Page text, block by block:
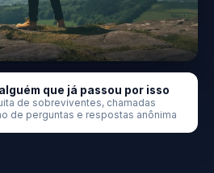
que já passou por isso
de sobreviventes, chamadas
de perguntas e respostas anônima